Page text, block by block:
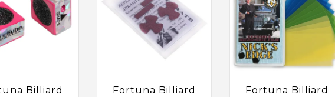
Billiard
Fortuna Billiard
Fortuna Billiard